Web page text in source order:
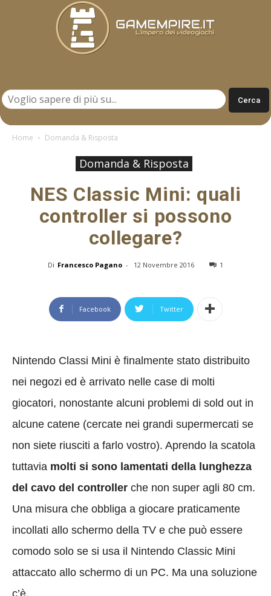
Home Domanda & Risposta
Domanda & Risposta
NES Classic Mini: quali
controller si possono
collegare?
Di Francesco Pagano - 12 Novembre 2016 1
Facebook Twitter
Nintendo Classi Mini è finalmente stato distribuito
nei negozi ed è arrivato nelle case di molti
giocatori, nonostante alcuni problemi di sold out in
alcune catene (cercate nei grandi supermercati se
non siete riusciti a farlo vostro). Aprendo la scatola
tuttavia molti si sono lamentati della lunghezza
del cavo del controller che non super agli 80 cm.
Una misura che obbliga a giocare praticamente
incollati allo schermo della TV e che può essere
comodo solo se si usa il Nintendo Classic Mini
attaccato allo schermo di un PC. Ma una soluzione
c’è.